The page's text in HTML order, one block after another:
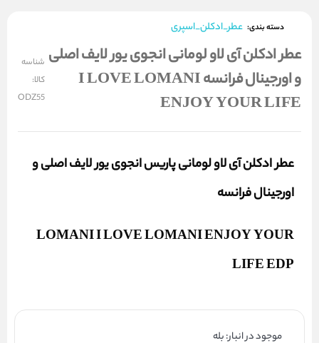
دسته بندی: عطر_ادکلن_اسپری
عطر ادکلن آی لاو لومانی انجوی یور لایف اصلی
و اورجینال فرانسه I LOVE LOMANI
ENJOY YOUR LIFE
شناسه
کالا:
ODZ55
عطر ادکلن آی لاو لومانی پاریس انجوی یور لایف اصلی و
اورجینال فرانسه
LOMANI I LOVE LOMANI ENJOY YOUR
LIFE EDP
موجود در انبار: بله